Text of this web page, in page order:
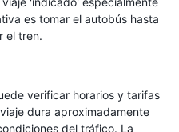
es tomar el autobús hasta
el tren.
verificar horarios y tarifas
dura aproximadamente
del tráfico. La